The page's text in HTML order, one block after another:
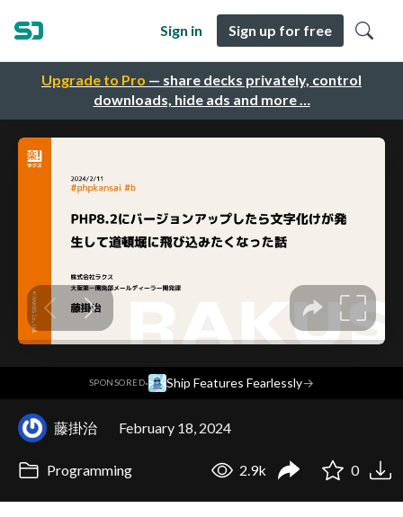
Upgrade to Pro — share decks privately, control
downloads, hide ads and more …
Sign in Sign up for free
SPONSORED· Ship Features Fearlessly→
藤掛治 February 18, 2024
Programming 2.9k 0